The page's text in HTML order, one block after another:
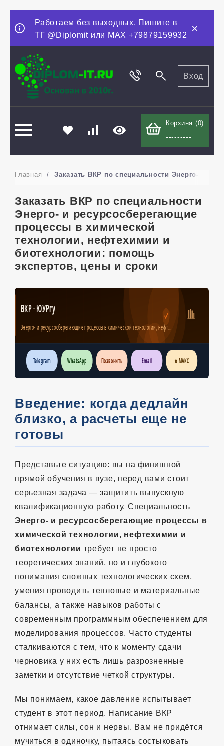
Работаем без выходных. Пишите в
ТГ @Diplomit или MAX +79879159932
Вход
Корзина (0)
---------
Главная / Заказать ВКР по специальности Энерго- и
Заказать ВКР по специальности
Энерго- и ресурсосберегающие
процессы в химической
технологии, нефтехимии и
биотехнологии: помощь
экспертов, цены и сроки
ВКР · ЮУРгу
Энерго- и ресурсосберегающие процессы в химической технологии, нефт…
Telegram WhatsApp Позвонить Email ★ МАКС
Введение: когда дедлайн
близко, а расчеты еще не
готовы
Представьте ситуацию: вы на финишной
прямой обучения в вузе, перед вами стоит
серьезная задача — защитить выпускную
квалификационную работу. Специальность
Энерго- и ресурсосберегающие процессы в
химической технологии, нефтехимии и
биотехнологии требует не просто
теоретических знаний, но и глубокого
понимания сложных технологических схем,
умения проводить тепловые и материальные
балансы, а также навыков работы с
современным программным обеспечением для
моделирования процессов. Часто студенты
сталкиваются с тем, что к моменту сдачи
черновика у них есть лишь разрозненные
заметки и отсутствие четкой структуры.
Мы понимаем, какое давление испытывает
студент в этот период. Написание ВКР
отнимает силы, сон и нервы. Вам не придётся
мучиться в одиночку, пытаясь состыковать